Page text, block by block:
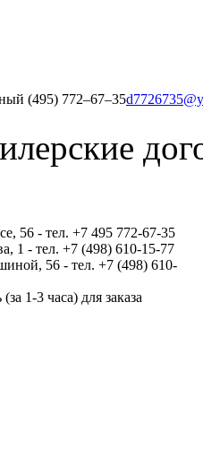
(495) 772‒67‒35
56 - тел. +7 495 772-67-35
1 - тел. +7 (498) 610-15-77
56 - тел. +7 (498) 610-
1-3 часа) для заказа